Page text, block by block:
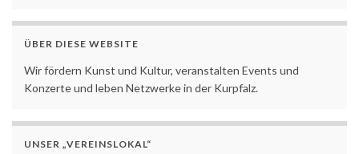
ÜBER DIESE WEBSITE
Wir fördern Kunst und Kultur, veranstalten Events und
Konzerte und leben Netzwerke in der Kurpfalz.
UNSER „VEREINSLOKAL“